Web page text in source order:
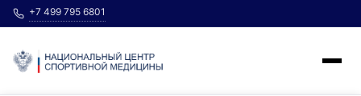
+7 499 795 6801